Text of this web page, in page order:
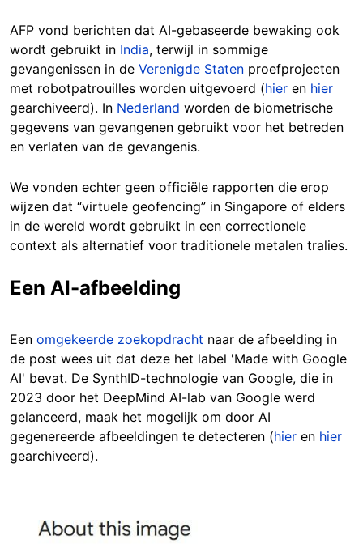
AFP vond berichten dat AI-gebaseerde bewaking ook
wordt gebruikt in India, terwijl in sommige
gevangenissen in de Verenigde Staten proefprojecten
met robotpatrouilles worden uitgevoerd (hier en hier
gearchiveerd). In Nederland worden de biometrische
gegevens van gevangenen gebruikt voor het betreden
en verlaten van de gevangenis.
We vonden echter geen officiële rapporten die erop
wijzen dat “virtuele geofencing” in Singapore of elders
in de wereld wordt gebruikt in een correctionele
context als alternatief voor traditionele metalen tralies.
Een AI-afbeelding
Een omgekeerde zoekopdracht naar de afbeelding in
de post wees uit dat deze het label 'Made with Google
AI' bevat. De SynthID-technologie van Google, die in
2023 door het DeepMind AI-lab van Google werd
gelanceerd, maak het mogelijk om door AI
gegenereerde afbeeldingen te detecteren (hier en hier
gearchiveerd).
Image